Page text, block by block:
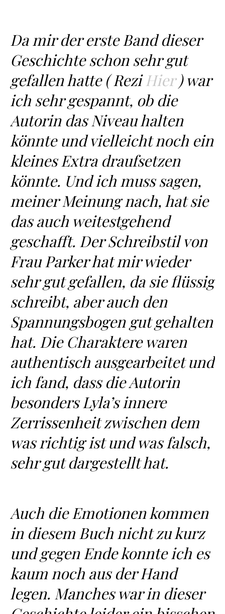
Da mir der erste Band dieser
Geschichte schon sehr gut
gefallen hatte ( ReziHier) war
ich sehr gespannt, ob die
Autorin das Niveau halten
könnte und vielleicht noch ein
kleines Extra draufsetzen
könnte. Und ich muss sagen,
meiner Meinung nach, hat sie
das auch weitestgehend
geschafft. Der Schreibstil von
Frau Parker hat mir wieder
sehr gut gefallen, da sie flüssig
schreibt, aber auch den
Spannungsbogen gut gehalten
hat. Die Charaktere waren
authentisch ausgearbeitet und
ich fand, dass die Autorin
besonders Lyla’s innere
Zerrissenheit zwischen dem
was richtig ist und was falsch,
sehr gut dargestellt hat.
Auch die Emotionen kommen
in diesem Buch nicht zu kurz
und gegen Ende konnte ich es
kaum noch aus der Hand
legen. Manches war in dieser